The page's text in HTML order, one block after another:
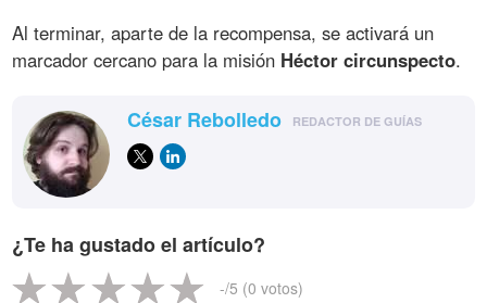
Al terminar, aparte de la recompensa, se activará un
marcador cercano para la misión Héctor circunspecto.
César Rebolledo REDACTOR DE GUÍAS
¿Te ha gustado el artículo?
-/5 (0 votos)